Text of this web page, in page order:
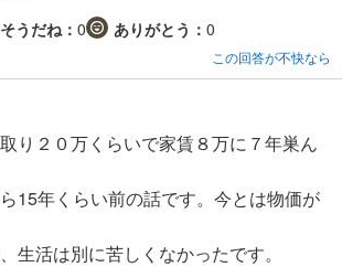
そうだね： 0 ありがとう： 0
この回答が不快なら
り２０万くらいで家賃８万に７年巣ん
15年くらい前の話です。今とは物価が
生活は別に苦しくなかったです。